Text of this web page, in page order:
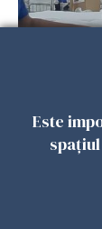
Patronii
06
Este